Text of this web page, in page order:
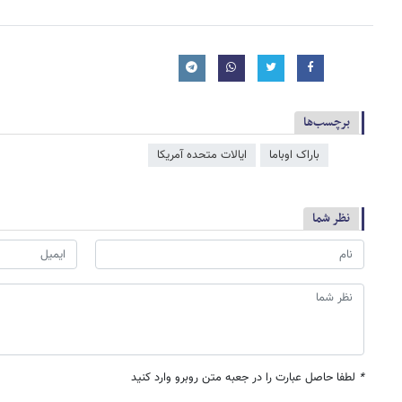
برچسب‌ها
باراک اوباما ایالات متحده آمریکا
نظر شما
* لطفا حاصل عبارت را در جعبه متن روبرو وارد کنید